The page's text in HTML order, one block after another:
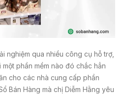
nghiệm qua nhiều công cụ hỗ trợ,
phần mềm nào đó chắc hẳn
cho các nhà cung cấp phần
Bán Hàng mà chị Diễm Hằng yêu